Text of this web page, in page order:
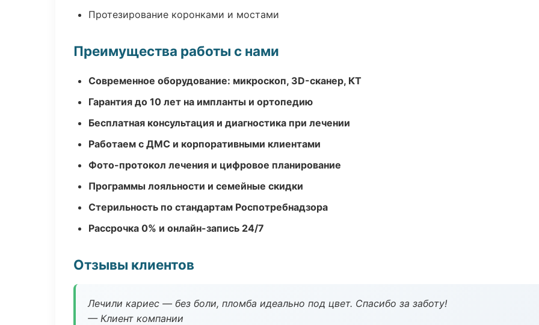
Протезирование коронками и мостами
Преимущества работы с нами
Современное оборудование: микроскоп, 3D-сканер, КТ
Гарантия до 10 лет на импланты и ортопедию
Бесплатная консультация и диагностика при лечении
Работаем с ДМС и корпоративными клиентами
Фото-протокол лечения и цифровое планирование
Программы лояльности и семейные скидки
Стерильность по стандартам Роспотребнадзора
Рассрочка 0% и онлайн-запись 24/7
Отзывы клиентов
Лечили кариес — без боли, пломба идеально под цвет. Спасибо за заботу!
— Клиент компании